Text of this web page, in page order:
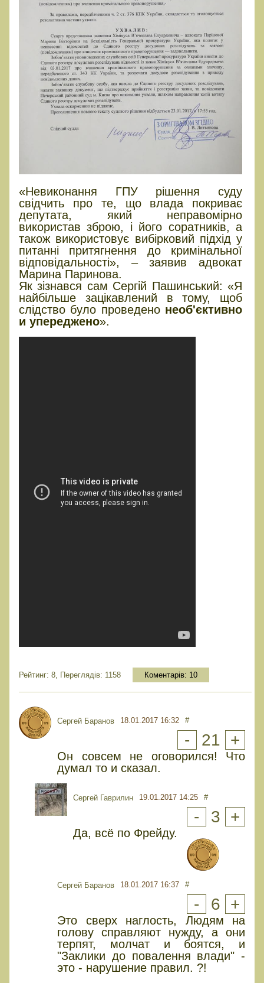
«Невиконання ГПУ рішення суду
свідчить про те, що влада покриває
депутата, який неправомірно
використав зброю, і його соратників, а
також використовує вибірковий підхід у
питанні притягнення до кримінальної
відповідальності», – заявив адвокат
Марина Паринова.
Як зізнався сам Сергій Пашинський: «Я
найбільше зацікавлений в тому, щоб
слідство було проведено необ'єктивно
и упереджено».
Рейтинг: 8, Переглядів: 1158 Коментарів: 10
Сергей Баранов 18.01.2017 16:32 #
- 21 +
Он совсем не оговорился! Что
думал то и сказал.
Сергей Гаврилин 19.01.2017 14:25 #
- 3 +
Да, всё по Фрейду.
Сергей Баранов 18.01.2017 16:37 #
- 6 +
Это сверх наглость, Людям на
голову справляют нужду, а они
терпят, молчат и боятся, и
"Заклики до повалення влади" -
это - нарушение правил. ?!